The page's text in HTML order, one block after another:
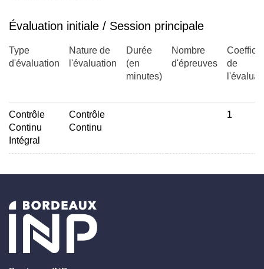
Évaluation initiale / Session principale
Type
d'évaluation
Nature de
l'évaluation
Durée
(en
minutes)
Nombre
d'épreuves
de
Contrôle
Continu
Intégral
Contrôle
Continu
1